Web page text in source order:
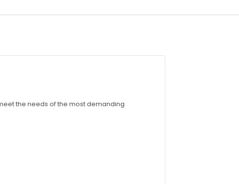
the needs of the most demanding